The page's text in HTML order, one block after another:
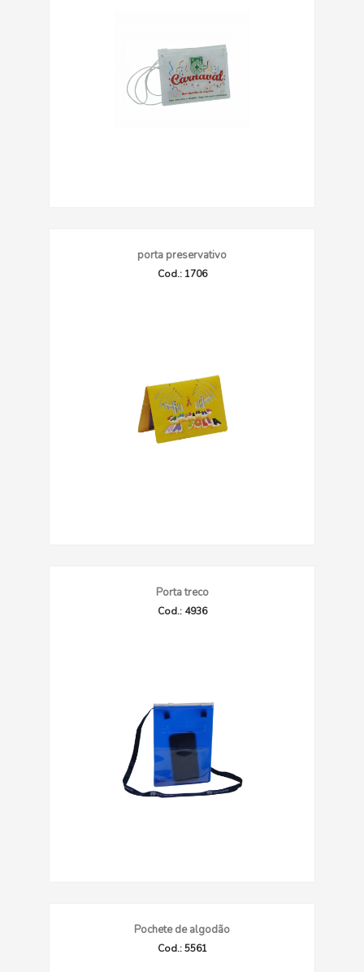
porta preservativo
Cod.: 1706
Porta treco
Cod.: 4936
Pochete de algodão
Cod.: 5561